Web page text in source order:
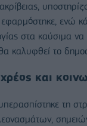
εφαρμόστηκε, ενώ
στα καύσιμα
καλυφθεί το
και
τη